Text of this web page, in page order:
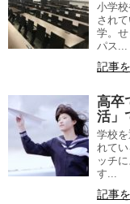
小学
され
学。
パス...
記事
高卒
活」
学校
れて
ッチ
す...
記事